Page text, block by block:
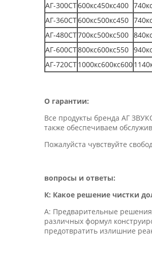
АГ-300СТ600кс450кс400
АГ-360СТ600кс500кс450
АГ-480СТ700кс500кс500
АГ-600СТ800кс600кс550
АГ-720СТ1000кс600кс600
О гарантии:
Все продукты бренда АГ
также обеспечиваем
Пожалуйста чувствуйте
вопросы и ответы:
К: Какое решение чистки
А: Предварительные решения
различных формул
предотвратить излишние